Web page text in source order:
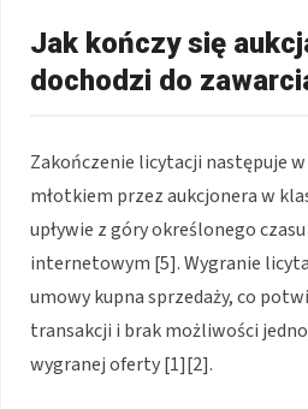
Jak kończy się
dochodzi do
Zakończenie licytacji następuje
młotkiem przez aukcjonera w
upływie z góry określonego
internetowym [5]. Wygranie
umowy kupna sprzedaży, co
transakcji i brak możliwości
wygranej oferty [1][2].